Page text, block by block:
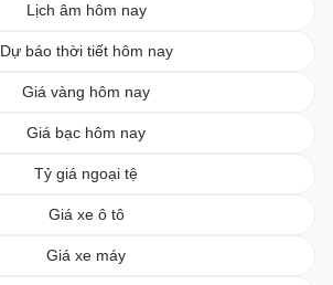
Lịch âm hôm nay
Dự báo thời tiết hôm nay
Giá vàng hôm nay
Giá bạc hôm nay
Tỷ giá ngoại tệ
Giá xe ô tô
Giá xe máy